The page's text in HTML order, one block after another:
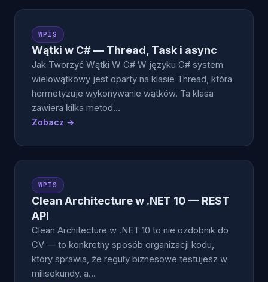
WPIS
Wątki w C# — Thread, Task i async
Jak Tworzyć Wątki W C# W języku C# system
wielowątkowy jest oparty na klasie Thread, która
hermetyzuje wykonywanie wątków. Ta klasa
zawiera kilka metod…
Zobacz →
WPIS
Clean Architecture w .NET 10 — REST
API
Clean Architecture w .NET 10 to nie ozdobnik do
CV — to konkretny sposób organizacji kodu,
który sprawia, że reguły biznesowe testujesz w
milisekundy, a…